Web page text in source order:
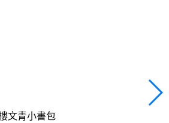
文青小書包